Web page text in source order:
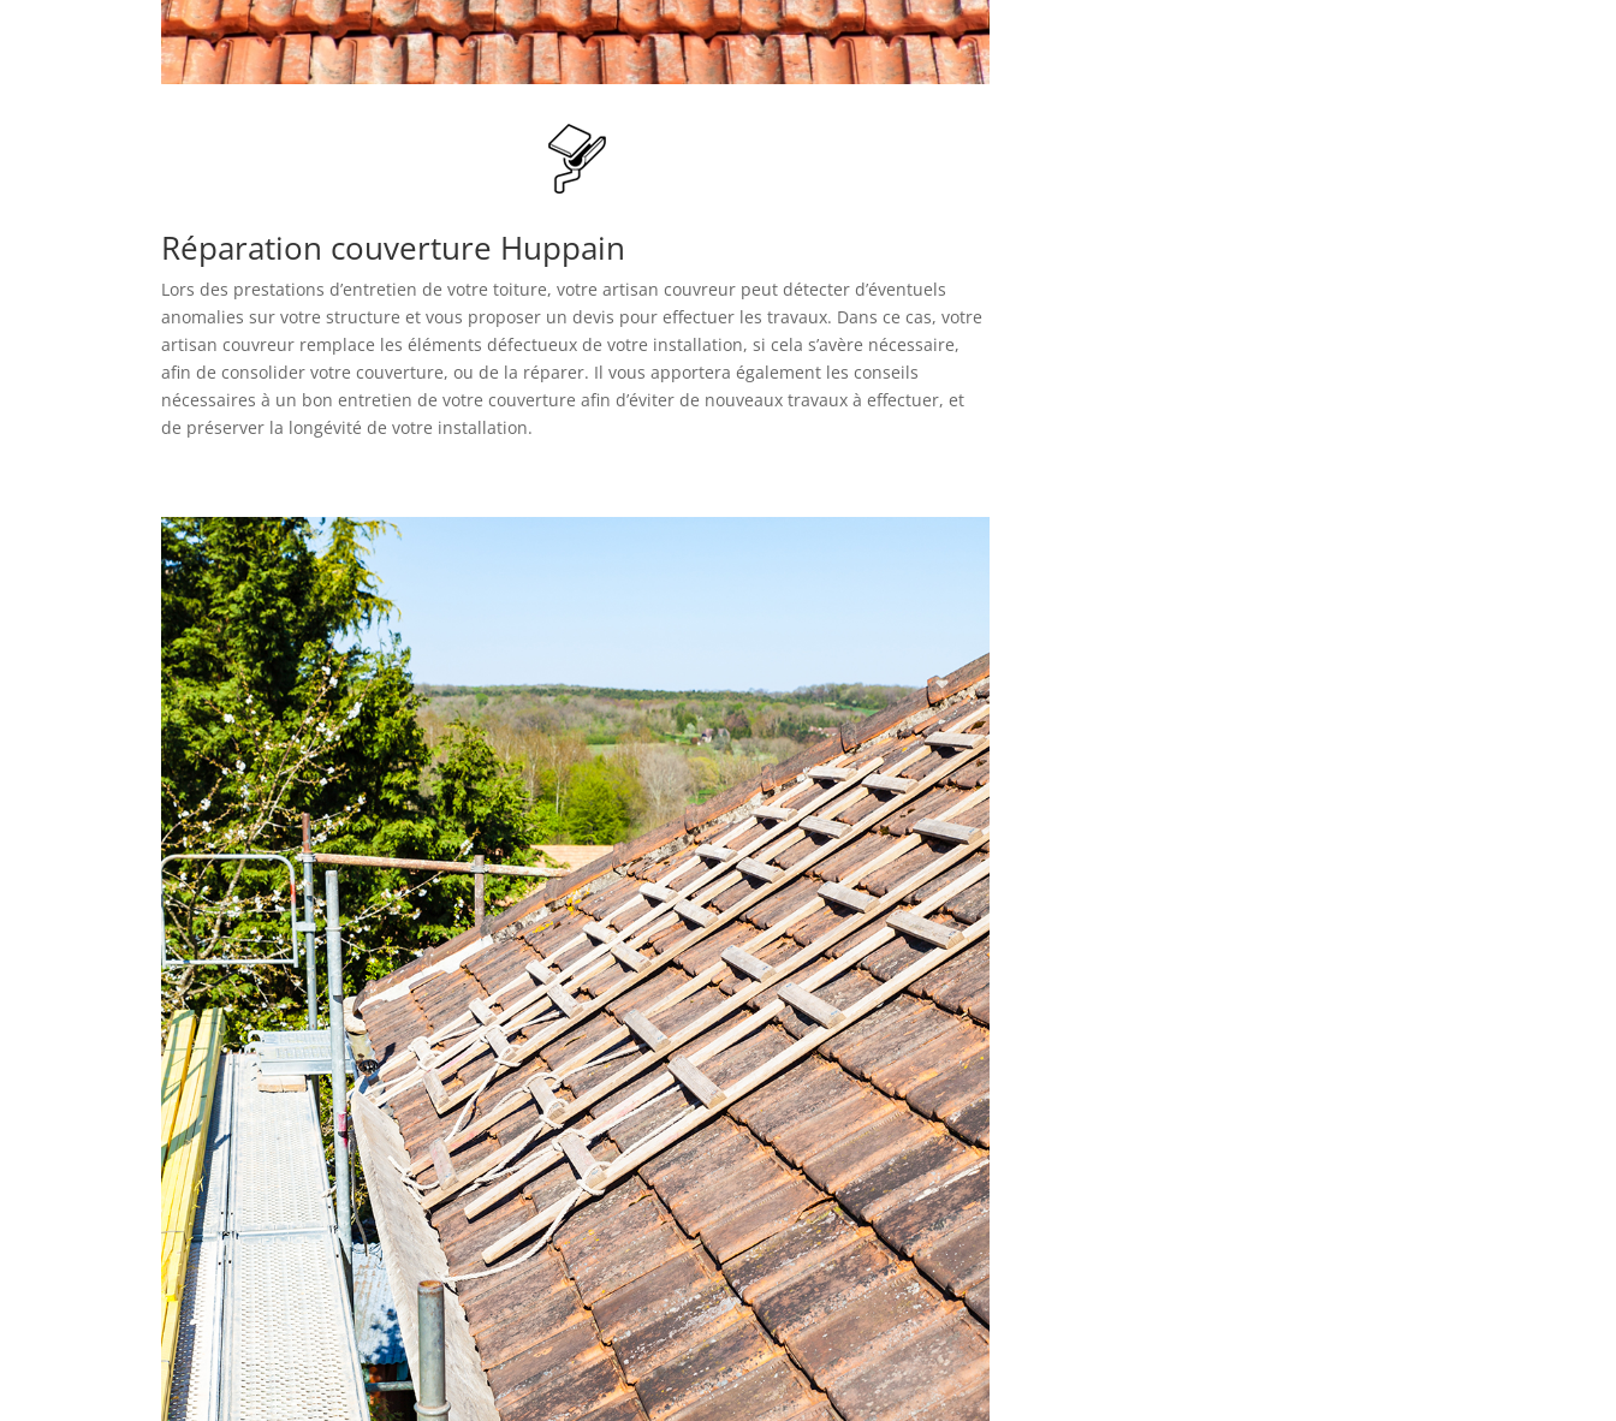
Réparation couverture Huppain
Lors des prestations d’entretien de votre toiture, votre artisan couvreur peut détecter d’éventuels
anomalies sur votre structure et vous proposer un devis pour effectuer les travaux. Dans ce cas, votre
artisan couvreur remplace les éléments défectueux de votre installation, si cela s’avère nécessaire,
afin de consolider votre couverture, ou de la réparer. Il vous apportera également les conseils
nécessaires à un bon entretien de votre couverture afin d’éviter de nouveaux travaux à effectuer, et
de préserver la longévité de votre installation.